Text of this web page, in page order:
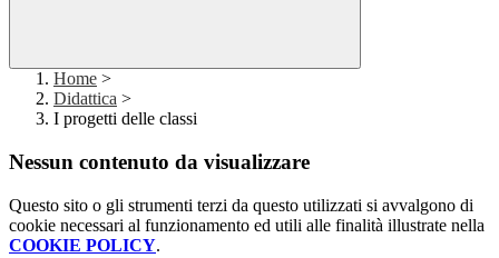
Home >
Didattica >
I progetti delle classi
Nessun contenuto da visualizzare
Questo sito o gli strumenti terzi da questo utilizzati si avvalgono di
cookie necessari al funzionamento ed utili alle finalità illustrate nella
COOKIE POLICY.